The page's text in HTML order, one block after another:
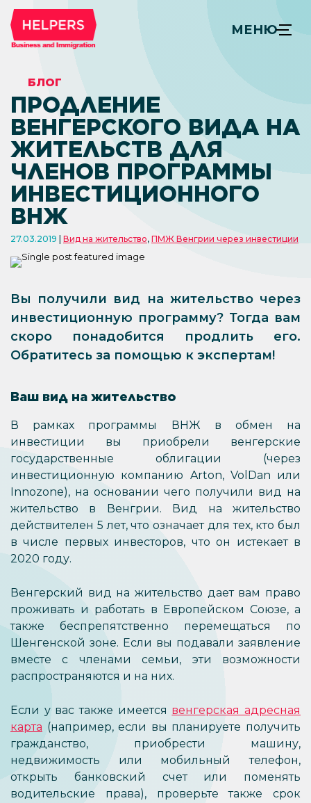
МЕНЮ
БЛОГ
ПРОДЛЕНИЕ
ВЕНГЕРСКОГО ВИДА НА
ЖИТЕЛЬСТВ ДЛЯ
ЧЛЕНОВ ПРОГРАММЫ
ИНВЕСТИЦИОННОГО
ВНЖ
27.03.2019 Вид на жительство, ПМЖ Венгрии через инвестиции
Вы получили вид на жительство через
инвестиционную программу? Тогда вам
скоро понадобится продлить его.
Обратитесь за помощью к экспертам!
Ваш вид на жительство
В рамках программы ВНЖ в обмен на
инвестиции вы приобрели венгерские
государственные облигации (через
инвестиционную компанию Arton, VolDan или
Innozone), на основании чего получили вид на
жительство в Венгрии. Вид на жительство
действителен 5 лет, что означает для тех, кто был
в числе первых инвесторов, что он истекает в
2020 году.
Венгерский вид на жительство дает вам право
проживать и работать в Европейском Союзе, а
также беспрепятственно перемещаться по
Шенгенской зоне. Если вы подавали заявление
вместе с членами семьи, эти возможности
распространяются и на них.
Если у вас также имеется венгерская адресная
карта (например, если вы планируете получить
гражданство, приобрести машину,
недвижимость или мобильный телефон,
открыть банковский счет или поменять
водительские права), проверьте также срок